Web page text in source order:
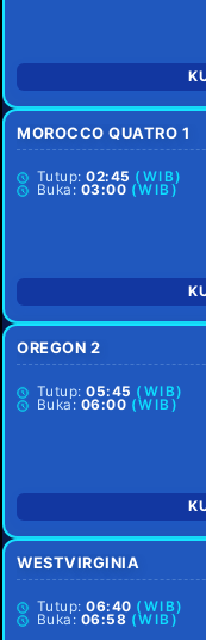
MOROCCO QUATRO 1
Tutup:02:45 (WIB)
Buka: 03:00 (WIB)
OREGON 2
Tutup:05:45 (WIB)
Buka: 06:00 (WIB)
WESTVIRGINIA
Tutup:06:40 (WIB)
Buka: 06:58 (WIB)